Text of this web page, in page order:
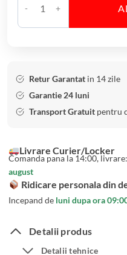
i
a
n
l
3
0
c
C
a
i
t
V
a
z
a
o
Retur Garantat in 14 zile
Garantie 24 luni
Transport Gratuit pentru
Livrare Curier/Locker
Comanda pana la 14:00, livrare:
august
Ridicare personala din
Incepand de luni dupa ora
Detalii produs
Detalii tehnice